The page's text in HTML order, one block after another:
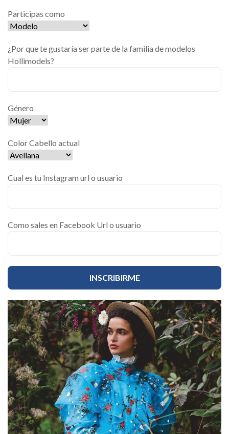
Participas como
¿Por que te gustaría ser parte de la familia de modelos
Hollimodels?
Género
Color Cabello actual
Cual es tu Instagram url o usuario
Como sales en Facebook Url o usuario